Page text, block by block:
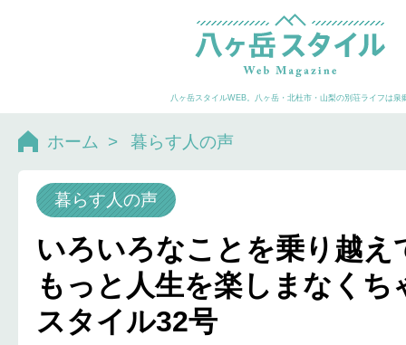
八ヶ岳スタイルWEB。八ヶ岳・北杜市・山梨の別荘ライフは泉
ホーム > 暮らす人の声
暮らす人の声
いろいろなことを乗り越え
もっと人生を楽しまなくち
スタイル32号